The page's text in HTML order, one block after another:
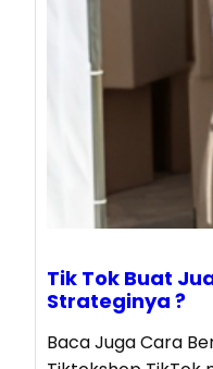
Tik Tok Buat
Strateginya ?
Baca Juga Cara